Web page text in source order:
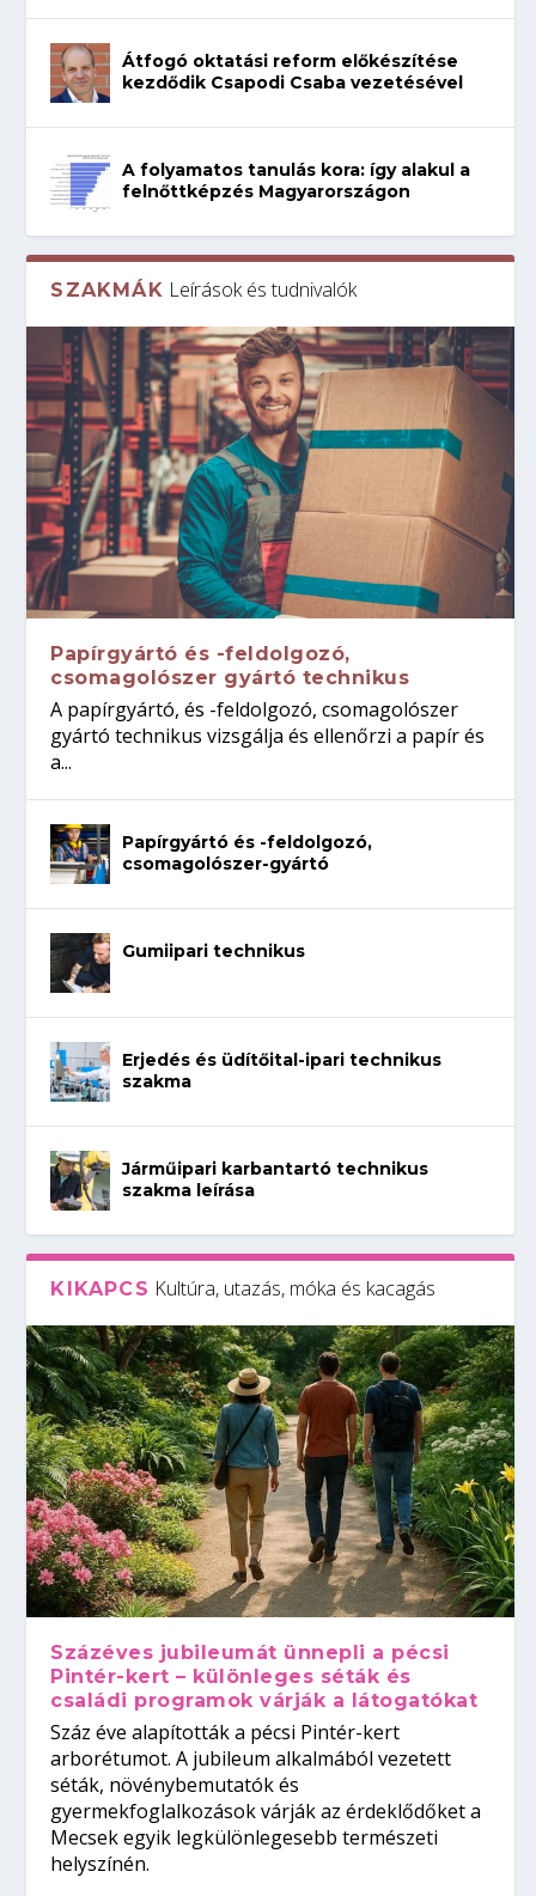
Átfogó oktatási reform előkészítése
kezdődik Csapodi Csaba vezetésével
A folyamatos tanulás kora: így alakul a
felnőttképzés Magyarországon
SZAKMÁK Leírások és tudnivalók
Papírgyártó és -feldolgozó,
csomagolószer gyártó technikus
A papírgyártó, és -feldolgozó, csomagolószer
gyártó technikus vizsgálja és ellenőrzi a papír és
a...
Papírgyártó és -feldolgozó,
csomagolószer-gyártó
Gumiipari technikus
Erjedés és üdítőital-ipari technikus
szakma
Járműipari karbantartó technikus
szakma leírása
KIKAPCS Kultúra, utazás, móka és kacagás
Százéves jubileumát ünnepli a pécsi
Pintér-kert – különleges séták és
családi programok várják a látogatókat
Száz éve alapították a pécsi Pintér-kert
arborétumot. A jubileum alkalmából vezetett
séták, növénybemutatók és
gyermekfoglalkozások várják az érdeklődőket a
Mecsek egyik legkülönlegesebb természeti
helyszínén.